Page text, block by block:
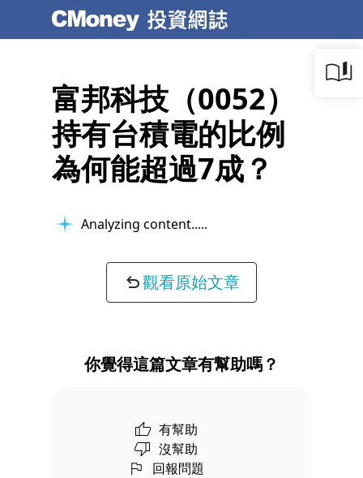
富邦科技（0052）
持有台積電的比例
為何能超過7成？
Analyzing content...
觀看原始文章
你覺得這篇文章有幫助嗎？
有幫助
沒幫助
回報問題